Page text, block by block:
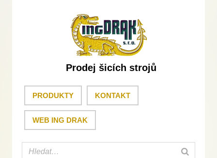
Prodej šicích strojů
PRODUKTY KONTAKT
WEB ING DRAK